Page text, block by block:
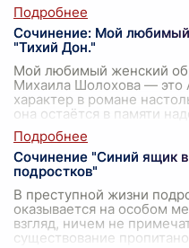
Сочинение: Мой
"Тихий Дон."
Мой любимый женский
Михаила Шолохова — это
характер в романе
она остаётся в памяти
Сочинение "Синий ящик
подростков"
В преступной жизни
оказывается на особом
взгляд, ничем не
существование